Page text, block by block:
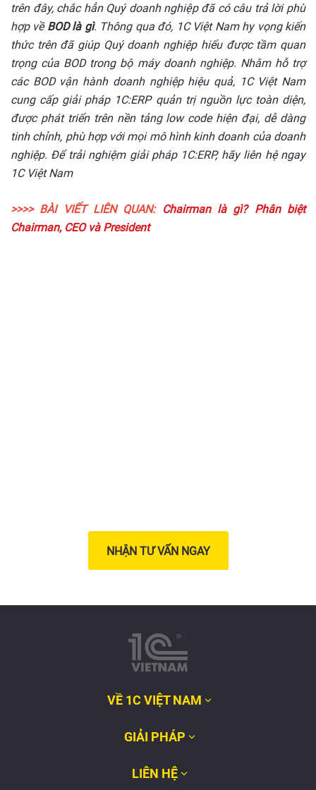
trên đây, chắc hẳn Quý doanh nghiệp đã có câu trả lời phù
hợp về BOD là gì. Thông qua đó, 1C Việt Nam hy vọng kiến
thức trên đã giúp Quý doanh nghiệp hiểu được tầm quan
trọng của BOD trong bộ máy doanh nghiệp. Nhằm hỗ trợ
các BOD vận hành doanh nghiệp hiệu quả, 1C Việt Nam
cung cấp giải pháp 1C:ERP quản trị nguồn lực toàn diện,
được phát triển trên nền tảng low code hiện đại, dễ dàng
tinh chỉnh, phù hợp với mọi mô hình kinh doanh của doanh
nghiệp. Để trải nghiệm giải pháp 1C:ERP, hãy liên hệ ngay
1C Việt Nam
>>>> BÀI VIẾT LIÊN QUAN: Chairman là gì? Phân biệt
Chairman, CEO và President
NHẬN TƯ VẤN NGAY
VỀ 1C VIỆT NAM
GIẢI PHÁP
LIÊN HỆ